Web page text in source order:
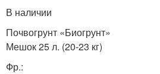
В наличии
Почвогрунт «Биогрунт»
Мешок 25 л. (20-23 кг)
Фр.: